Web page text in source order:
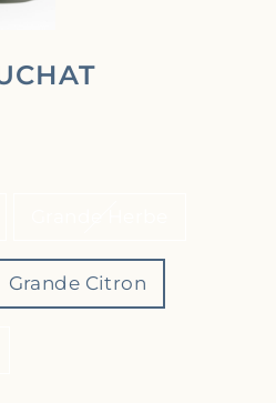
Grande Citron